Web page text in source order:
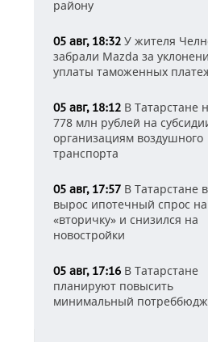
району
05 авг, 18:32 У жителя
забрали Mazda за
уплаты таможенных
05 авг, 18:12 В Татарстане
778 млн рублей на
организациям воздушного
транспорта
05 авг, 17:57 В Татарстане
вырос ипотечный спрос на
«вторичку» и снизился на
новостройки
05 авг, 17:16 В Татарстане
планируют повысить
минимальный